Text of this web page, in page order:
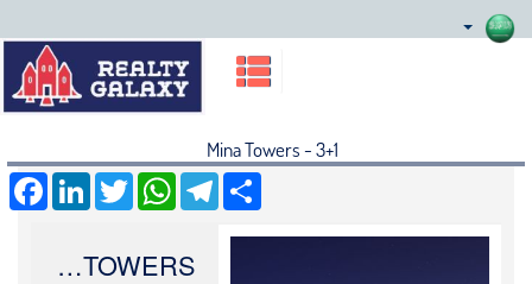
Mina Towers - 3+1
LinkedIn TwitterWhatsAppTelegram Share
MINA TOWERS